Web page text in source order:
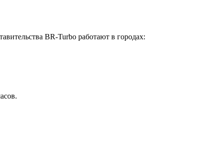
BR-Turbo работают в городах: